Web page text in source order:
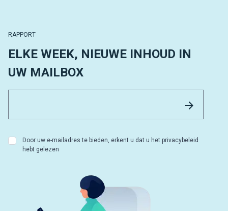
RAPPORT
ELKE WEEK, NIEUWE INHOUD IN
UW MAILBOX
Door uw e-mailadres te bieden, erkent u dat u het privacybeleid
hebt gelezen